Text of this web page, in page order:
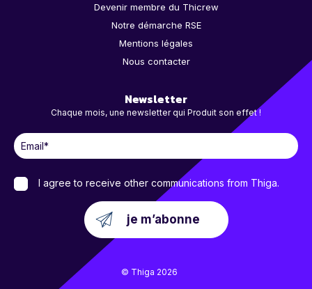
Devenir membre du Thicrew
Notre démarche RSE
Mentions légales
Nous contacter
Newsletter
Chaque mois, une newsletter qui Produit son effet !
I agree to receive other communications from Thiga.
© Thiga 2026